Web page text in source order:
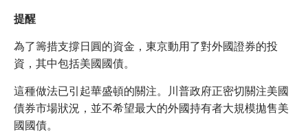
提醒
為了籌措支撐日圓的資金，東京動用了對外國證券的投
資，其中包括美國國債。
這種做法已引起華盛頓的關注。川普政府正密切關注美國
債券市場狀況，並不希望最大的外國持有者大規模拋售美
國國債。